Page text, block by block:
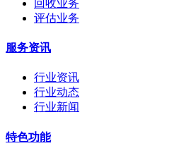
回收业务
评估业务
服务资讯
行业资讯
行业动态
行业新闻
特色功能